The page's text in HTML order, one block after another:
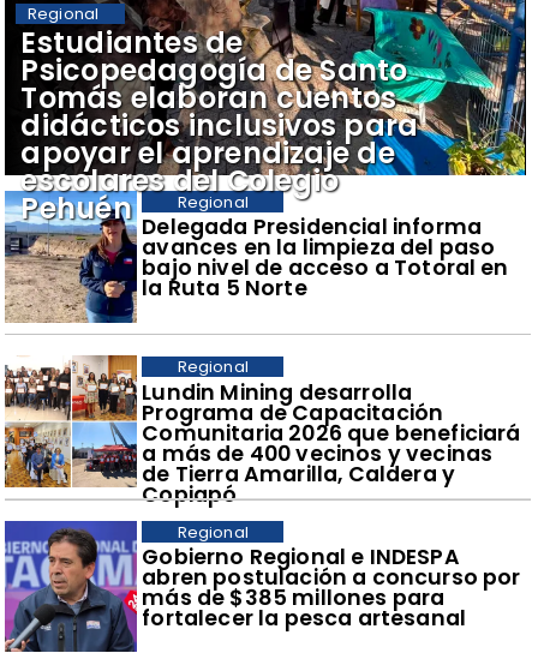
​Delegada Presidencial informa
avances en la limpieza del paso
bajo nivel de acceso a Totoral en
la Ruta 5 Norte
Regional
​Lundin Mining desarrolla
Programa de Capacitación
Comunitaria 2026 que beneficiará
a más de 400 vecinos y vecinas
de Tierra Amarilla, Caldera y
Copiapó
Regional
​Gobierno Regional e INDESPA
abren postulación a concurso por
más de $385 millones para
fortalecer la pesca artesanal
Regional
​Estudiantes de
Psicopedagogía de Santo
Tomás elaboran cuentos
didácticos inclusivos para
apoyar el aprendizaje de
escolares del Colegio
Pehuén
Regional